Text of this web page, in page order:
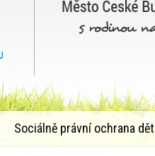
Sociálně právní ochrana